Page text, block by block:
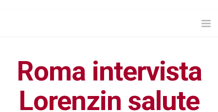
Roma intervista
Lorenzin salute